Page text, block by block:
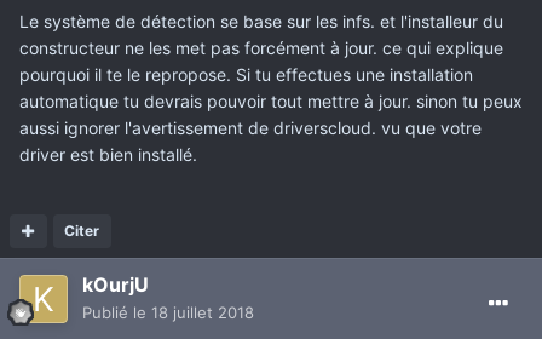
Le système de détection se base sur les infs. et l'installeur du
constructeur ne les met pas forcément à jour. ce qui explique
pourquoi il te le repropose. Si tu effectues une installation
automatique tu devrais pouvoir tout mettre à jour. sinon tu peux
aussi ignorer l'avertissement de driverscloud. vu que votre
driver est bien installé.
Citer
kOurjU
Publié le 18 juillet 2018